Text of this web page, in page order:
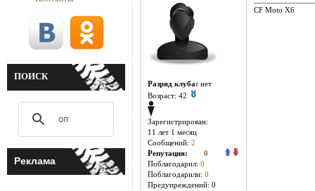
ПОИСК
Реклама
Разряд клуба: нет
Возраст: 42
Зарегистрирован:
11 лет 1 месяц
Сообщений: 2
Репутация: 0
Поблагодарил: 0
Поблагодарили: 0
Предупреждений: 0
CF Moto X6